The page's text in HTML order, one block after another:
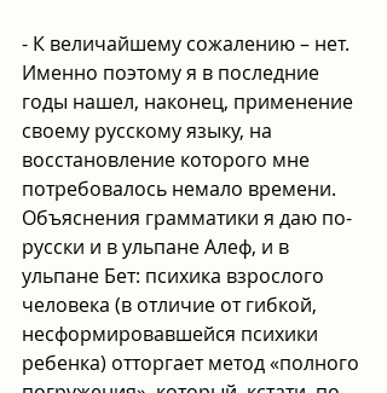
- К величайшему сожалению – нет.
Именно поэтому я в последние
годы нашел, наконец, применение
своему русскому языку, на
восстановление которого мне
потребовалось немало времени.
Объяснения грамматики я даю по-
русски и в ульпане Алеф, и в
ульпане Бет: психика взрослого
человека (в отличие от гибкой,
несформировавшейся психики
ребенка) отторгает метод «полного